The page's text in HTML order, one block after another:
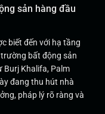
sản hàng đầu
biết đến với hạ tầng
bất động sản
Burj Khalifa, Palm
đang thu hút nhà
pháp lý rõ ràng và